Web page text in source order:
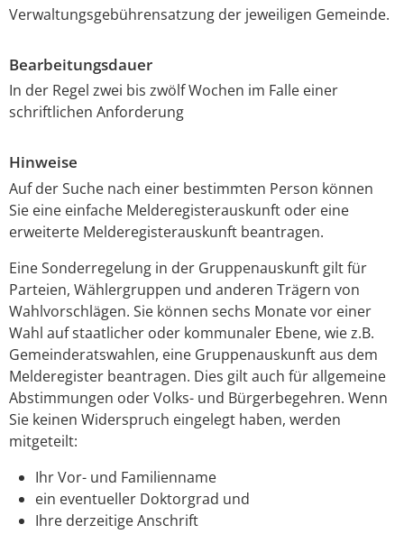
Verwaltungsgebührensatzung der jeweiligen Gemeinde.
Bearbeitungsdauer
In der Regel zwei bis zwölf Wochen im Falle einer
schriftlichen Anforderung
Hinweise
Auf der Suche nach einer bestimmten Person können
Sie eine einfache Melderegisterauskunft oder eine
erweiterte Melderegisterauskunft beantragen.
Eine Sonderregelung in der Gruppenauskunft gilt für
Parteien, Wählergruppen und anderen Trägern von
Wahlvorschlägen. Sie können sechs Monate vor einer
Wahl auf staatlicher oder kommunaler Ebene, wie z.B.
Gemeinderatswahlen, eine Gruppenauskunft aus dem
Melderegister beantragen. Dies gilt auch für allgemeine
Abstimmungen oder Volks- und Bürgerbegehren. Wenn
Sie keinen Widerspruch eingelegt haben, werden
mitgeteilt:
Ihr Vor- und Familienname
ein eventueller Doktorgrad und
Ihre derzeitige Anschrift